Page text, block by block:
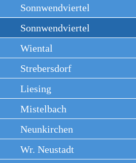
Sonnwendviertel
Sonnwendviertel
Wiental
Strebersdorf
Liesing
Mistelbach
Neunkirchen
Wr. Neustadt